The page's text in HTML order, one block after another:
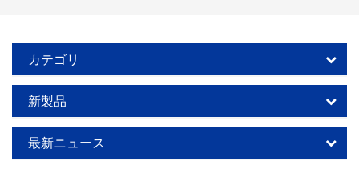
カテゴリ
新製品
最新ニュース